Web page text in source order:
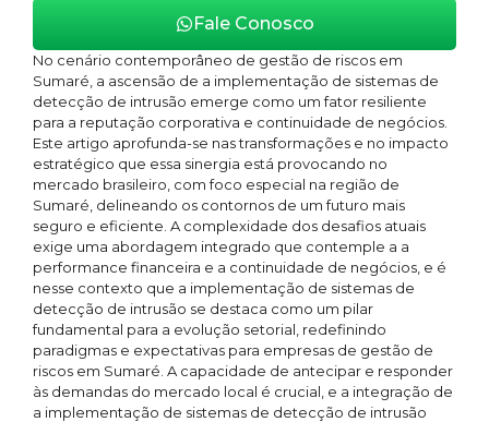
Fale Conosco
No cenário contemporâneo de gestão de riscos em
Sumaré, a ascensão de a implementação de sistemas de
detecção de intrusão emerge como um fator resiliente
para a reputação corporativa e continuidade de negócios.
Este artigo aprofunda-se nas transformações e no impacto
estratégico que essa sinergia está provocando no
mercado brasileiro, com foco especial na região de
Sumaré, delineando os contornos de um futuro mais
seguro e eficiente. A complexidade dos desafios atuais
exige uma abordagem integrado que contemple a a
performance financeira e a continuidade de negócios, e é
nesse contexto que a implementação de sistemas de
detecção de intrusão se destaca como um pilar
fundamental para a evolução setorial, redefinindo
paradigmas e expectativas para empresas de gestão de
riscos em Sumaré. A capacidade de antecipar e responder
às demandas do mercado local é crucial, e a integração de
a implementação de sistemas de detecção de intrusão